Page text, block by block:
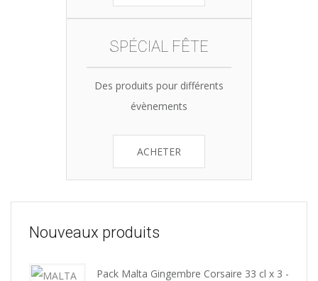
SPÉCIAL FÊTE
Des produits pour différents
évènements
ACHETER
Nouveaux produits
Pack Malta Gingembre Corsaire 33 cl x 3 -